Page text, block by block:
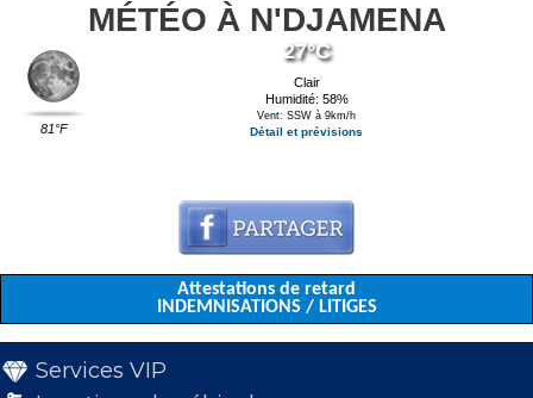
MÉTÉO À N'DJAMENA
81°F
27°C
Clair
Humidité: 58%
Vent: SSW à 9km/h
Détail et prévisions
Attestations de retard
INDEMNISATIONS / LITIGES
Services VIP